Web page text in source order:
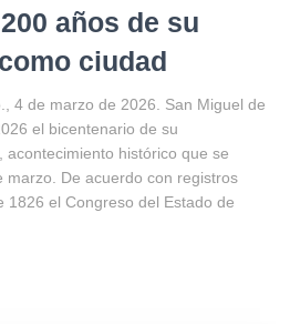
años de su
ciudad
4 de marzo de 2026. San Miguel de
el bicentenario de su
acontecimiento histórico que se
marzo. De acuerdo con registros
1826 el Congreso del Estado de